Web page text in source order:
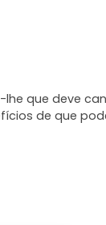
que deve
de que